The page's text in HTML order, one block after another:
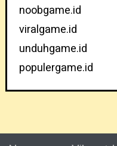
noobgame.id
viralgame.id
unduhgame.id
populergame.id